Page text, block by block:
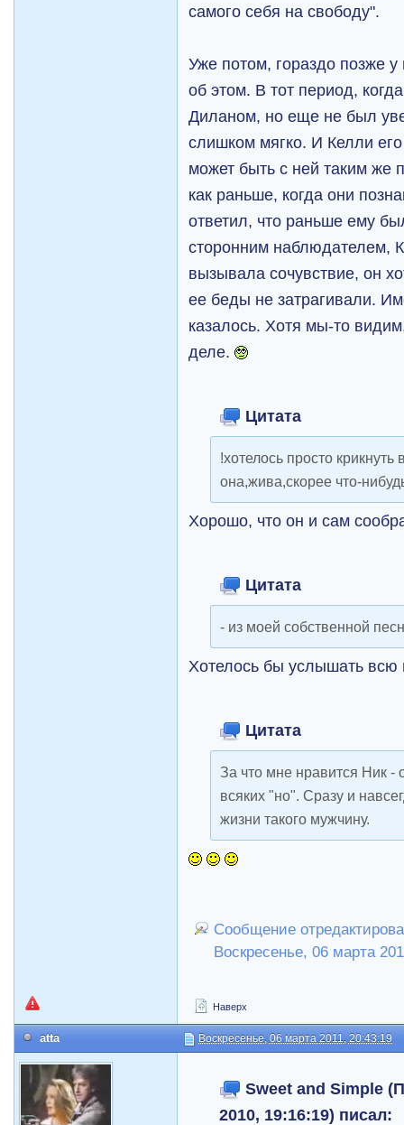
самого себя на свободу".
Уже потом, гораздо позже
об этом. В тот период,
Диланом, но еще не был
слишком мягко. И Келли
может быть с ней таким
как раньше, когда они
ответил, что раньше ему
сторонним наблюдателем,
вызывала сочувствие, он
ее беды не затрагивали.
казалось. Хотя мы-то
деле.
Цитата
!хотелось просто
она,жива,скорее что-
Хорошо, что он и сам
Цитата
- из моей собственной
Хотелось бы услышать
Цитата
За что мне нравится Ник -
всяких "но". Сразу и
жизни такого мужчину.
Сообщение
Воскресенье, 06 марта
Наверх
atta Воскресенье, 06 марта 2011, 20:43:19
Sweet and Simple
2010, 19:16:19) писал: